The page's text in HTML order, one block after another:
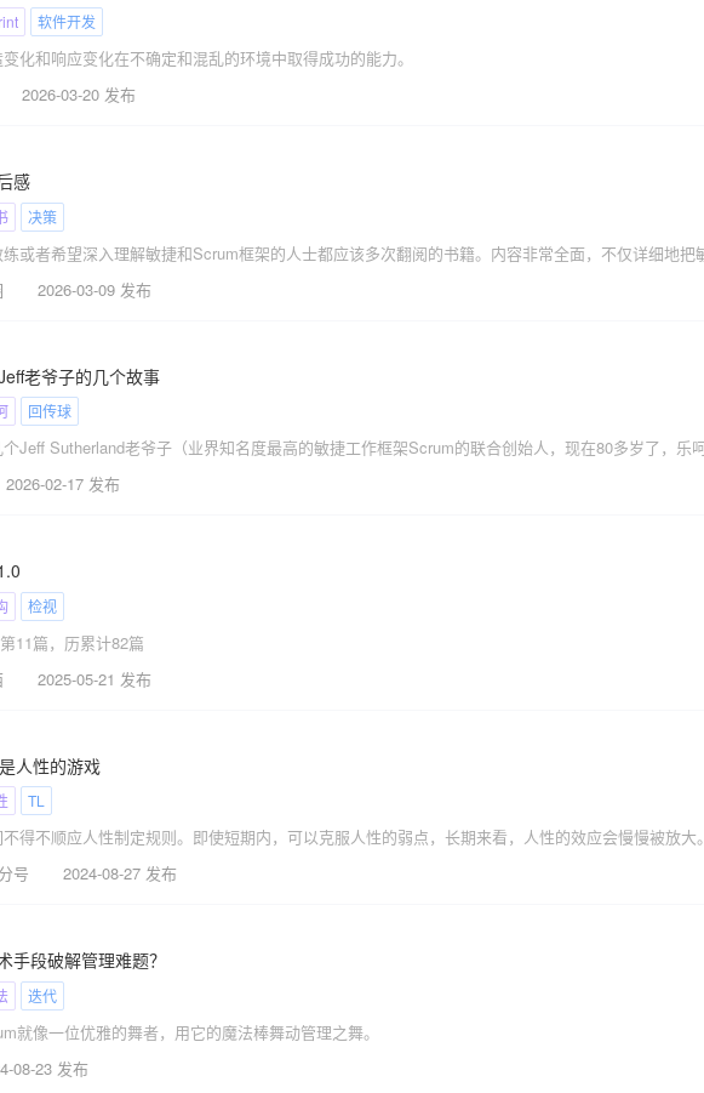
软件开发
化和响应变化在不确定和混乱的环境中取得成功的能力。
2026-03-20 发布
感
决策
2026-03-09 发布
老爷子的几个故事
回传球
2026-02-17 发布
检视
11篇，历累计82篇
2025-05-21 发布
人性的游戏
TL
得不顺应人性制定规则。即使短期内，可以克服人性的弱点，长期来看，人性的效应会慢慢被放大。
号
2024-08-27 发布
手段破解管理难题？
迭代
就像一位优雅的舞者，用它的魔法棒舞动管理之舞。
08-23 发布